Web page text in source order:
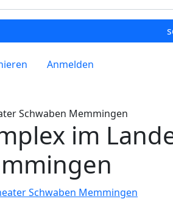
Anmelden
Schwaben Memmingen
im